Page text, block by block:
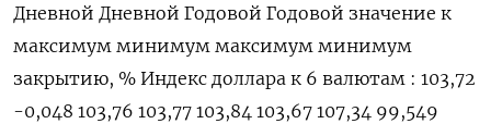
Дневной Дневной Годовой Годовой значение к
максимум минимум максимум минимум
закрытию, % Индекс доллара к 6 валютам : 103,72
-0,048 103,76 103,77 103,84 103,67 107,34 99,549